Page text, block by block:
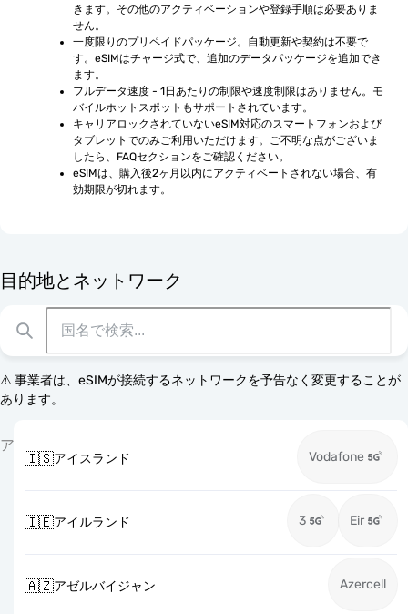
きます。その他のアクティベーションや登録手順は必要ありま
せん。
一度限りのプリペイドパッケージ。自動更新や契約は不要で
す。eSIMはチャージ式で、追加のデータパッケージを追加でき
ます。
フルデータ速度 - 1日あたりの制限や速度制限はありません。モ
バイルホットスポットもサポートされています。
キャリアロックされていないeSIM対応のスマートフォンおよび
タブレットでのみご利用いただけます。ご不明な点がございま
したら、FAQセクションをご確認ください。
eSIMは、購入後2ヶ月以内にアクティベートされない場合、有
効期限が切れます。
目的地とネットワーク
⚠️ 事業者は、eSIMが接続するネットワークを予告なく変更することが
あります。
ア
🇮🇸アイスランド Vodafone
🇮🇪アイルランド 3 Eir
🇦🇿アゼルバイジャン Azercell